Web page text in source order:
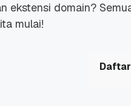
ekstensi domain?
mulai!